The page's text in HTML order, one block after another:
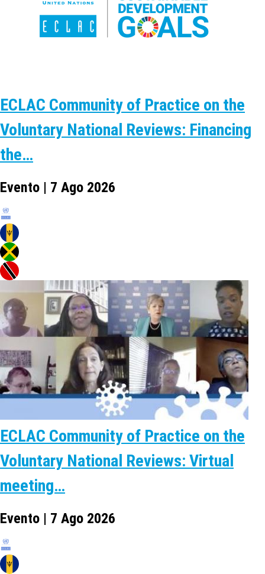
ECLAC Community of Practice on the
Voluntary National Reviews: Financing
the…
Evento | 7 Ago 2026
ECLAC Community of Practice on the
Voluntary National Reviews: Virtual
meeting…
Evento | 7 Ago 2026